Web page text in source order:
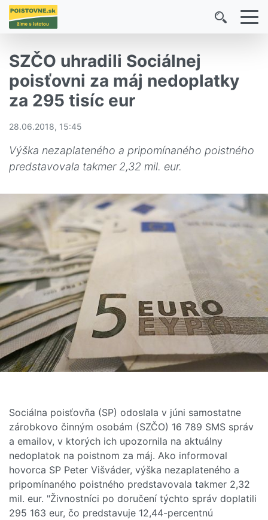
SZČO uhradili Sociálnej
poisťovni za máj nedoplatky
za 295 tisíc eur
28.06.2018, 15:45
Výška nezaplateného a pripomínaného poistného
predstavovala takmer 2,32 mil. eur.
Sociálna poisťovňa (SP) odoslala v júni samostatne
zárobkovo činným osobám (SZČO) 16 789 SMS správ
a emailov, v ktorých ich upozornila na aktuálny
nedoplatok na poistnom za máj. Ako informoval
hovorca SP Peter Višváder, výška nezaplateného a
pripomínaného poistného predstavovala takmer 2,32
mil. eur. "Živnostníci po doručení týchto správ doplatili
295 163 eur, čo predstavuje 12,44-percentnú